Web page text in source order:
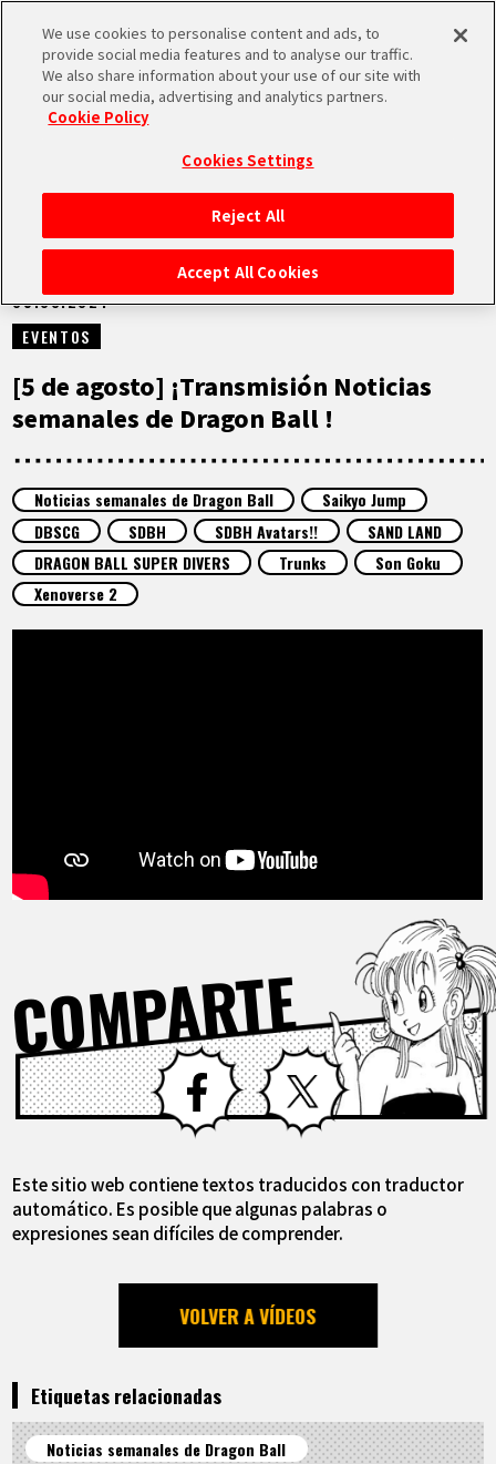
MEN
INICIO
NOTICIAS
LO MÁS DESTACADO
ARTÍCULOS
ACERCA DE
VÍDEOS
05.08.2024
EVENTOS
[5 de agosto] ¡Transmisión Noticias
semanales de Dragon Ball !
Noticias semanales de Dragon Ball
Saikyo Jump
DBSCG
SDBH SDBH Avatars!!
SAND LAND
DRAGON BALL SUPER DIVERS
Trunks
Son Goku
Xenoverse 2
COMPARTE
Facebook X
Este sitio web contiene textos traducidos con traductor
automático. Es posible que algunas palabras o
expresiones sean difíciles de comprender.
VOLVER A VÍDEOS
Etiquetas relacionadas
Noticias semanales de Dragon Ball
We use cookies to personalise content and ads, to
provide social media features and to analyse our traffic.
We also share information about your use of our site with
our social media, advertising and analytics partners.
Cookie Policy
Cookies Settings
Reject All
Accept All Cookies